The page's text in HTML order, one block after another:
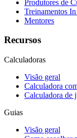
Produtores de
Treinamentos
Mentores
Recursos
Calculadoras
Visão geral
Calculadora
Calculadora de
Guias
Visão geral